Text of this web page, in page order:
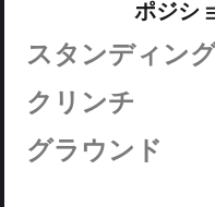
ポジシ
スタンディング
クリンチ
グラウンド